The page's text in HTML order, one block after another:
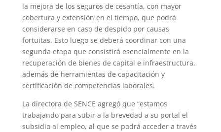
la mejora de los seguros de cesantía, con mayor
cobertura y extensión en el tiempo, que podrá
considerarse en caso de despido por causas
fortuitas. Esto luego se deberá coordinar con una
segunda etapa que consistirá esencialmente en la
recuperación de bienes de capital e infraestructura,
además de herramientas de capacitación y
certificación de competencias laborales.
La directora de SENCE agregó que “estamos
trabajando para subir a la brevedad a su portal el
subsidio al empleo, al que se podrá acceder a través